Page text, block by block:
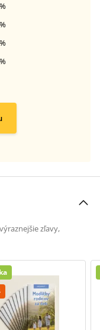
%
%
%
%
zľavy,